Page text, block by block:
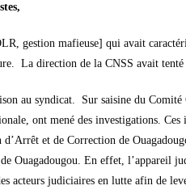
gestion mafieuse] qui avait
La direction de la CNSS avait tenté
au syndicat. Sur saisine du
ont mené des investigations.
et de Correction de
Ouagadougou. En effet, l’appareil
acteurs judiciaires en lutte afin de